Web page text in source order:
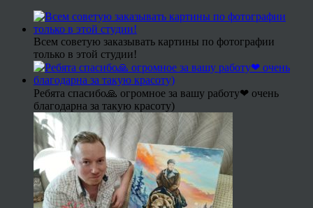
Всем советую заказывать картины по фотографии
только в этой студии!
Ребята спасибо🙏 огромное за вашу работу❤ очень
благодарна за такую красоту)